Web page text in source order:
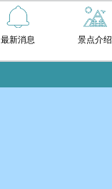
最新消息 景点介绍